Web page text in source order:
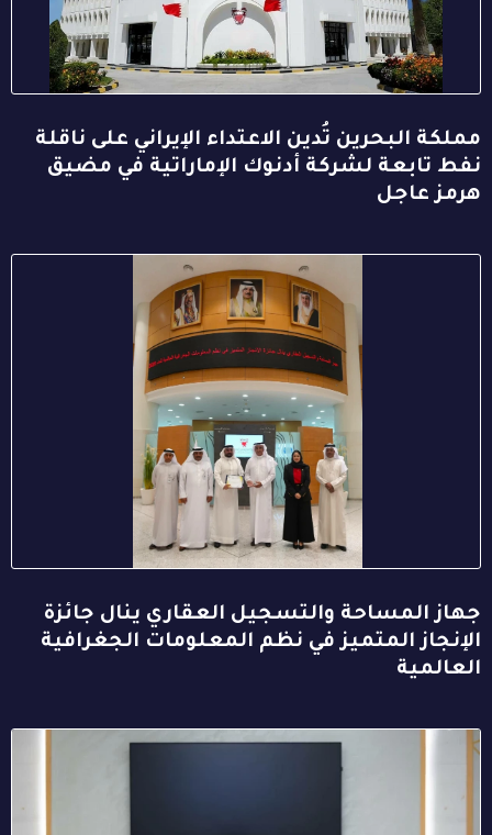
مملكة البحرين تُدين الاعتداء الإيراني على ناقلة
نفط تابعة لشركة أدنوك الإماراتية في مضيق
هرمز عاجل
جهاز المساحة والتسجيل العقاري ينال جائزة
الإنجاز المتميز في نظم المعلومات الجغرافية
العالمية